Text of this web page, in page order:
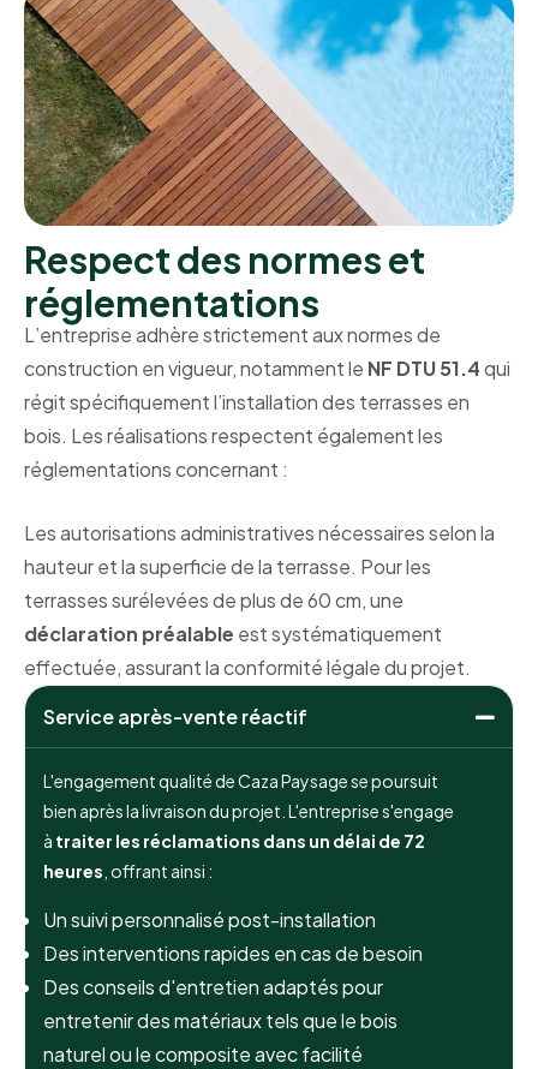
Respect des normes et
réglementations
L’entreprise adhère strictement aux normes de
construction en vigueur, notamment le NF DTU 51.4qui
régit spécifiquement l’installation des terrasses en
bois. Les réalisations respectent également les
réglementations concernant :
Les autorisations administratives nécessaires selon la
hauteur et la superficie de la terrasse. Pour les
terrasses surélevées de plus de 60 cm, une
déclaration préalable est systématiquement
effectuée, assurant la conformité légale du projet.
Service après-vente réactif
L'engagement qualité de Caza Paysage se poursuit
bien après la livraison du projet. L'entreprise s'engage
à traiter les réclamations dans un délai de 72
heures , offrant ainsi :
Un suivi personnalisé post-installation
Des interventions rapides en cas de besoin
Des conseils d'entretien adaptés pour
entretenir des matériaux tels que le bois
naturel ou le composite avec facilité